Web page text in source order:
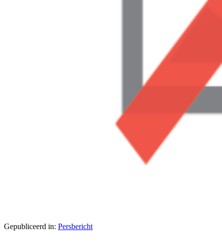
Gepubliceerd in: Persbericht